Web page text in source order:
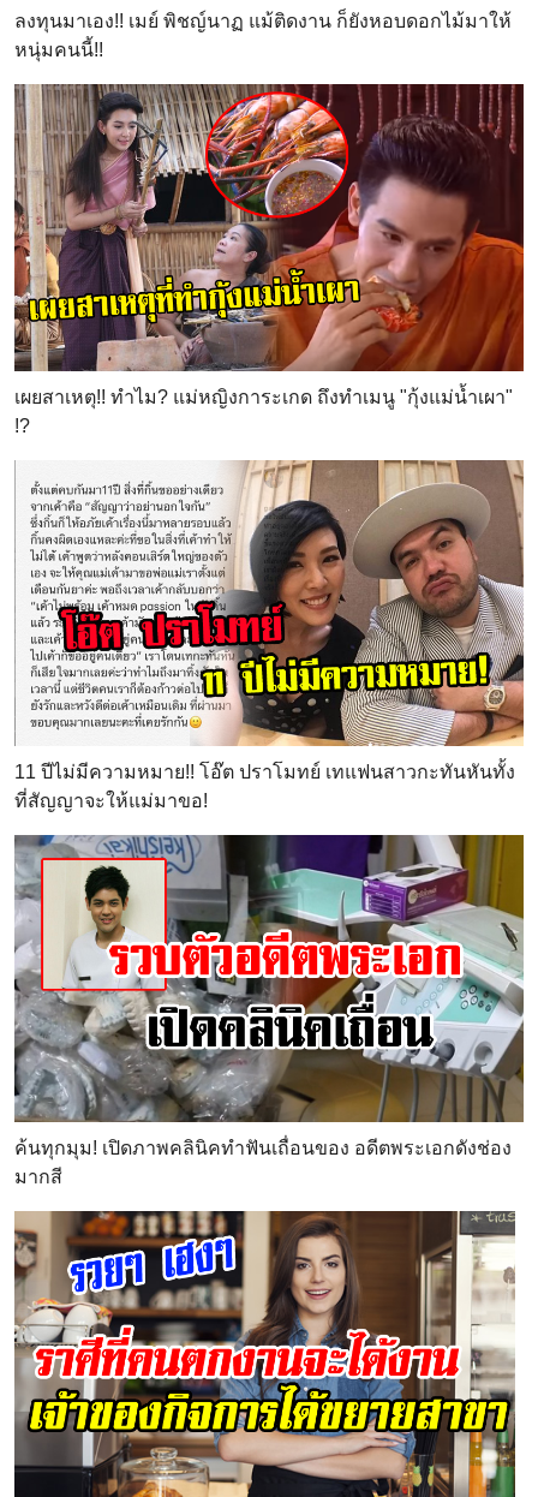
ลงทุนมาเอง!! เมย์ พิชญ์นาฏ แม้ติดงาน ก็ยังหอบดอกไม้มาให้
หนุ่มคนนี้!!
เผยสาเหตุ!! ทำไม? แม่หญิงการะเกด ถึงทำเมนู "กุ้งแม่น้ำเผา"
!?
11 ปีไม่มีความหมาย!! โอ๊ต ปราโมทย์ เทแฟนสาวกะทันหันทั้ง
ที่สัญญาจะให้แม่มาขอ!
ค้นทุกมุม! เปิดภาพคลินิคทำฟันเถื่อนของ อดีตพระเอกดังช่อง
มากสี